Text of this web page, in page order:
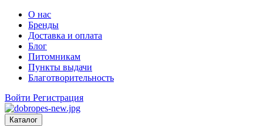
О нас
Бренды
Доставка и оплата
Блог
Питомникам
Пункты выдачи
Благотворительность
Войти Регистрация
Каталог